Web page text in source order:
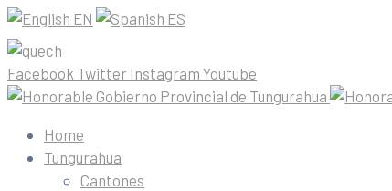
EN ES
Facebook Twitter Instagram Youtube
Home
Tungurahua
Cantones